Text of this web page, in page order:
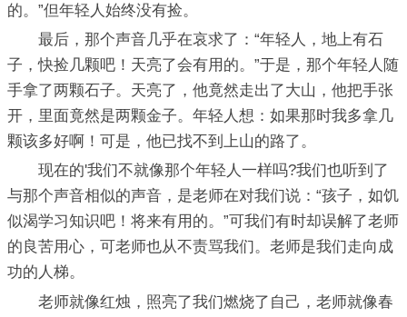
的。”但年轻人始终没有捡。
最后，那个声音几乎在哀求了：“年轻人，地上有石
子，快捡几颗吧！天亮了会有用的。”于是，那个年轻人随
手拿了两颗石子。天亮了，他竟然走出了大山，他把手张
开，里面竟然是两颗金子。年轻人想：如果那时我多拿几
颗该多好啊！可是，他已找不到上山的路了。
现在的'我们不就像那个年轻人一样吗?我们也听到了
与那个声音相似的声音，是老师在对我们说：“孩子，如饥
似渴学习知识吧！将来有用的。”可我们有时却误解了老师
的良苦用心，可老师也从不责骂我们。老师是我们走向成
功的人梯。
老师就像红烛，照亮了我们燃烧了自己，老师就像春